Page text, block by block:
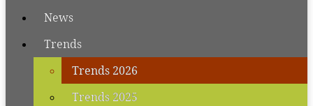
News
Trends
Trends 2026
Trends 2025